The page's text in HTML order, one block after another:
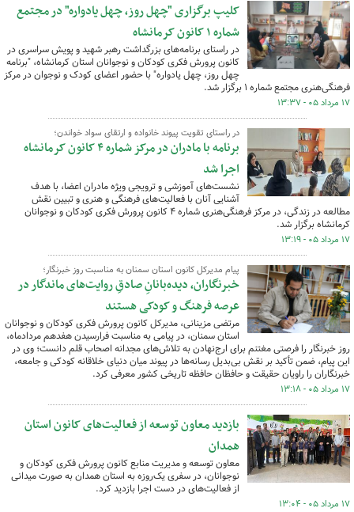
کلیپ برگزاری "چهل روز، چهل یادواره" در مجتمع
شماره ۱ کانون کرمانشاه
در راستای برنامه‌های بزرگداشت رهبر شهید و پویش سراسری در
کانون پرورش فکری کودکان و نوجوانان استان کرمانشاه، "برنامه
چهل روز، چهل یادواره" با حضور اعضای کودک و نوجوان در مرکز
فرهنگی‌هنری مجتمع شماره ۱ برگزار شد.
۱۷ مرداد ۰۵ - ۱۳:۳۷
در راستای تقویت پیوند خانواده و ارتقای سواد خواندن؛
برنامه با مادران در مرکز شماره ۴ کانون کرمانشاه
اجرا شد
نشست‌های آموزشی و ترویجی ویژه مادران اعضا، با هدف
آشنایی آنان با فعالیت‌های فرهنگی و هنری و تبیین نقش
مطالعه در زندگی، در مرکز فرهنگی‌هنری شماره ۴ کانون پرورش فکری کودکان و نوجوانان
کرمانشاه برگزار شد.
۱۷ مرداد ۰۵ - ۱۳:۱۹
پیام مدیرکل کانون استان سمنان به مناسبت روز خبرنگار؛
خبرنگاران، دیده‌بانانِ صادقِ روایت‌های ماندگار در
عرصه فرهنگ و کودکی هستند
مرتضی مزینانی، مدیرکل کانون پرورش فکری کودکان و نوجوانان
استان سمنان، در پیامی به مناسبت فرارسیدن هفدهم مردادماه،
روز خبرنگار را فرصتی مغتنم برای ارج‌نهادن به تلاش‌های مجدانه اصحاب قلم دانست؛ وی در
این پیام، ضمن تأکید بر نقش بی‌بدیل رسانه‌ها در پیوند میان دنیای خلاقانه کودکی و جامعه،
خبرنگاران را راویان حقیقت و حافظان حافظه تاریخی کشور معرفی کرد.
۱۷ مرداد ۰۵ - ۱۳:۱۸
بازدید معاون توسعه از فعالیت‌های کانون استان
همدان
معاون توسعه و مدیریت منابع کانون پرورش فکری کودکان و
نوجوانان، در سفری یک‌روزه به استان همدان به صورت میدانی
از فعالیت‌های در دست اجرا بازدید کرد.
۱۷ مرداد ۰۵ - ۱۳:۰۴